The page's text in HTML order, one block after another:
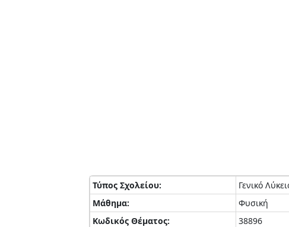
Τύπος Σχολείου: Γενικό
Μάθημα:
Φυσική
Κωδικός Θέματος:
38896